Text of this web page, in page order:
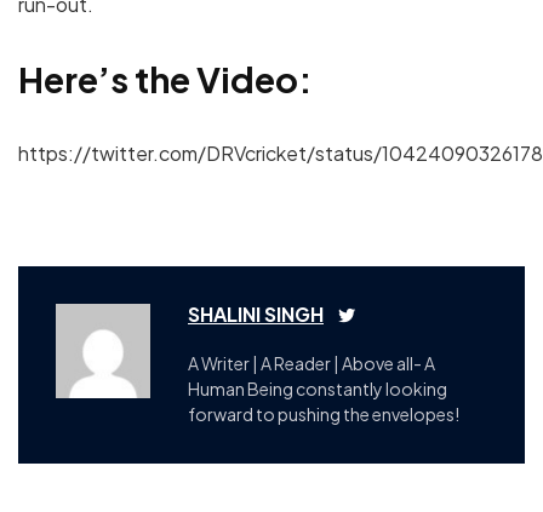
Here’s the Video:
https://twitter.com/DRVcricket/status/
SHALINI SINGH
A Writer | A Reader | Above all- A
Human Being constantly looking
forward to pushing the envelopes!